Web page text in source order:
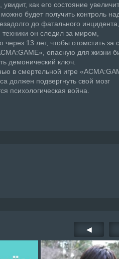
как его состояние
будет получить контроль
до фатального инцидента,
он следил за миром,
13 лет, чтобы отомстить за
опасную для жизни
демонический ключ.
в смертельной игре
должен подвергнуть свой мозг
психологическая война.
◀